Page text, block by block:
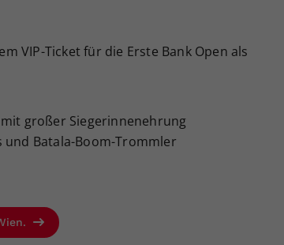
VIP-Ticket für die Erste Bank Open als
mit großer Siegerinnenehrung
und Batala-Boom-Trommler